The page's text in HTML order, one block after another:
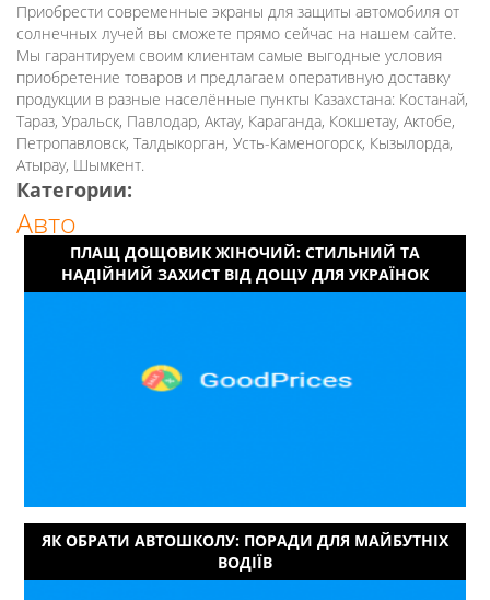
Приобрести современные экраны для защиты автомобиля от
солнечных лучей вы сможете прямо сейчас на нашем сайте.
Мы гарантируем своим клиентам самые выгодные условия
приобретение товаров и предлагаем оперативную доставку
продукции в разные населённые пункты Казахстана: Костанай,
Тараз, Уральск, Павлодар, Актау, Караганда, Кокшетау, Актобе,
Петропавловск, Талдыкорган, Усть-Каменогорск, Кызылорда,
Атырау, Шымкент.
Категории:
Авто
ПЛАЩ ДОЩОВИК ЖІНОЧИЙ: СТИЛЬНИЙ ТА
НАДІЙНИЙ ЗАХИСТ ВІД ДОЩУ ДЛЯ УКРАЇНОК
ЯК ОБРАТИ АВТОШКОЛУ: ПОРАДИ ДЛЯ МАЙБУТНІХ
ВОДІЇВ